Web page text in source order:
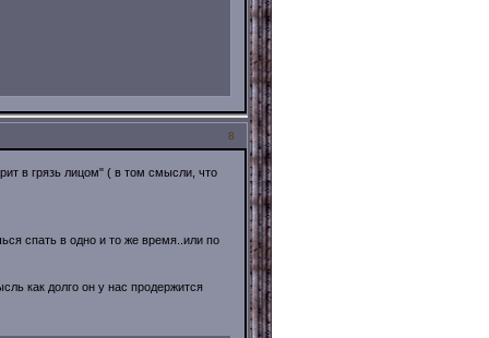
8
в грязь лицом" ( в том смысли, что
спать в одно и то же время..или по
как долго он у нас продержится